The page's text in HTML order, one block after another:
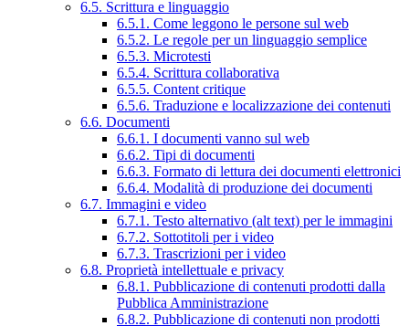
6.5. Scrittura e linguaggio
6.5.1. Come leggono le persone sul web
6.5.2. Le regole per un linguaggio semplice
6.5.3. Microtesti
6.5.4. Scrittura collaborativa
6.5.5. Content critique
6.5.6. Traduzione e localizzazione dei contenuti
6.6. Documenti
6.6.1. I documenti vanno sul web
6.6.2. Tipi di documenti
6.6.3. Formato di lettura dei documenti elettronici
6.6.4. Modalità di produzione dei documenti
6.7. Immagini e video
6.7.1. Testo alternativo (alt text) per le immagini
6.7.2. Sottotitoli per i video
6.7.3. Trascrizioni per i video
6.8. Proprietà intellettuale e privacy
6.8.1. Pubblicazione di contenuti prodotti dalla
Pubblica Amministrazione
6.8.2. Pubblicazione di contenuti non prodotti